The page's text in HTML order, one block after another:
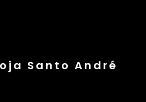
Santo André